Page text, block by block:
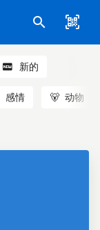
新的
感情 🐻 动物